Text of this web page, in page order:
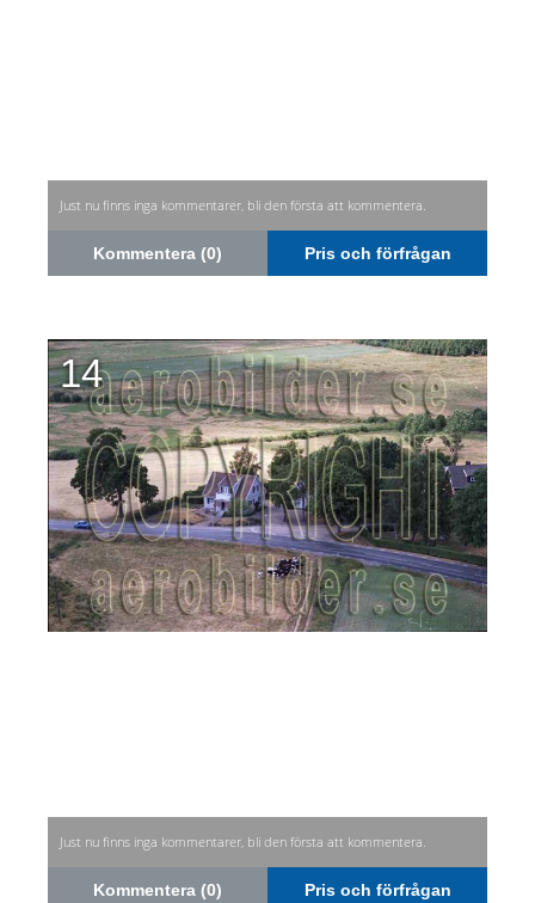
Just nu finns inga kommentarer, bli den första att kommentera.
Kommentera (0) Pris och förfrågan
14
Just nu finns inga kommentarer, bli den första att kommentera.
Kommentera (0) Pris och förfrågan